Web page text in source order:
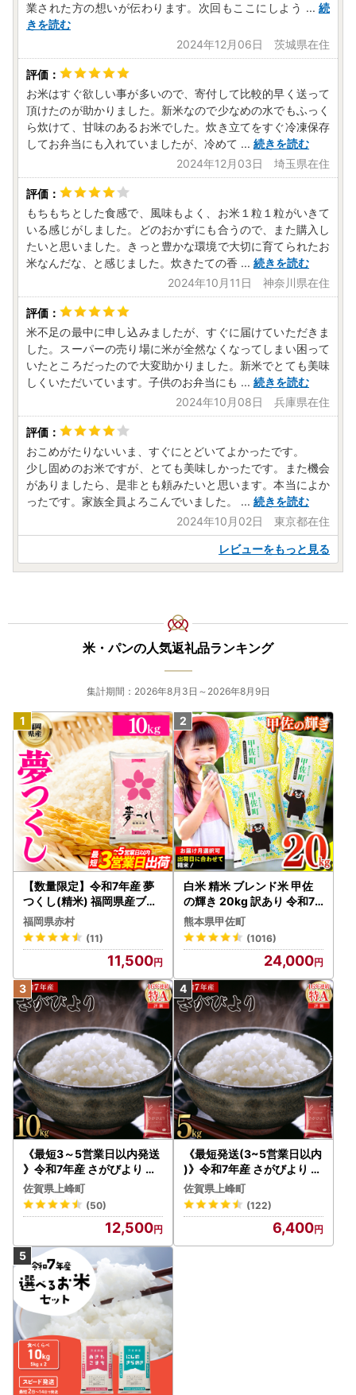
■返礼品の内容/発送時期等に関すること
[TEL]0280-23-4711（平日9:00-17:00 土日年末年始は除
く）
[Mail]mono@sakaimachi.co.jp
◆寄附金受領証明書の送付について
ご寄付確認後、１～２週間程度でお届けとなりますのでご了
承ください。
※確定申告に必要な書類となりますので大切に保管してくだ
さい。
◆ワンストップ特例申請書の送付について
ご希望頂いた方のみに、ご入金確認後、発送いたします。
ご寄付確認後、１～２週間程度でお届けとなりますのでご了
承ください。
※申請書が到着しましたら、印字内容をご確認いただき、確
認書類を貼り付けのうえ同封の返信用封筒にてご返送くださ
いますようお願い致します。
※寄附者様ご自身でダウンロードされた申請書でも提出可能
でございます。その際は、下記の住所まで提出くださいます
ようお願い致します。
【ワンストップ特例申請書の送付先】
〒306-0495
茨城県猿島郡境町391-1 境町ふるさと納税サポートセンター
宛
◆ワンストップ特例申請書の受付書について
ワンストップ特例申請書をご提出後、不備等がなく受付が完
了した際には、寄附受付時のメールアドレス宛にご連絡させ
ていただきますので、あらかじめご了承ください。なお、文
※年末年始にかけて郵送頂いた場合、書類の確認ならびに受
付完了のご連絡までに大変お時間をいただいております。予
めご了承ください。
業された方の想いが伝わります。次回もここにしよう ... 続
きを読む
2024年12月06日 茨城県在住
お米はすぐ欲しい事が多いので、寄付して比較的早く送って
頂けたのが助かりました。新米なので少なめの水でもふっく
ら炊けて、甘味のあるお米でした。炊き立てをすぐ冷凍保存
してお弁当にも入れていましたが、冷めて ... 続きを読む
2024年12月03日 埼玉県在住
もちもちとした食感で、風味もよく、お米１粒１粒がいきて
いる感じがしました。どのおかずにも合うので、また購入し
たいと思いました。きっと豊かな環境で大切に育てられたお
米なんだな、と感じました。炊きたての香 ... 続きを読む
2024年10月11日 神奈川県在住
米不足の最中に申し込みましたが、すぐに届けていただきま
した。スーパーの売り場に米が全然なくなってしまい困って
いたところだったので大変助かりました。新米でとても美味
しくいただいています。子供のお弁当にも ... 続きを読む
2024年10月08日 兵庫県在住
おこめがたりないいま、すぐにとどいてよかったです。
少し固めのお米ですが、とても美味しかったです。また機会
がありましたら、是非とも頼みたいと思います。本当によか
ったです。家族全員よろこんでいました。
... 続きを読む
2024年10月02日 東京都在住
レビューをもっと見る
米・パンの人気返礼品ランキング
集計期間：2026年8月3日～2026年8月9日
【数量限定】令和7年産 夢
つくし(精米) 福岡県産ブラ
ンド米 10kg (品番:3X11R7)
福岡県赤村
(11)
11,500
白米 精米 ブレンド米 甲佐
の輝き 20kg 訳あり 令和7
年産 【価格改定ZS】
熊本県甲佐町
(1016)
24,000
《最短3～5営業日以内発送
》令和7年産 さがびより 佐
賀県産（精米）10kg
佐賀県上峰町
(50)
12,500
《最短発送(3~5営業日以内
)》令和7年産 さがびより 佐
賀県産（精米）5kg
佐賀県上峰町
(122)
6,400